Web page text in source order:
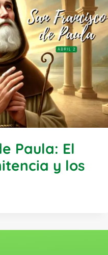
Paula: El
y los